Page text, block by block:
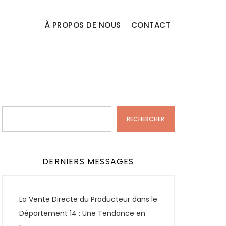
À PROPOS DE NOUS CONTACT
RECHERCHER
DERNIERS MESSAGES
La Vente Directe du Producteur dans le
Département 14 : Une Tendance en